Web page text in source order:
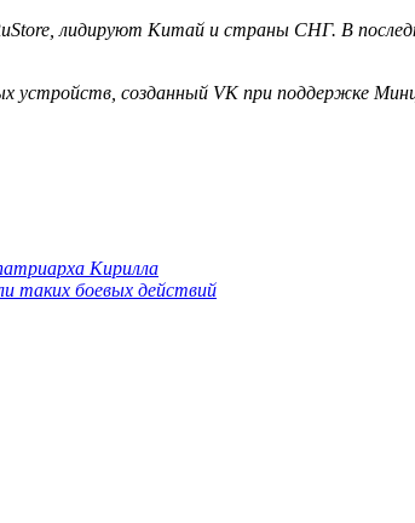
лидируют Китай и страны СНГ. В
устройств, созданный VK при поддержке
Кирилла
таких боевых действий